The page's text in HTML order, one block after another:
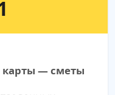
карты — сметы